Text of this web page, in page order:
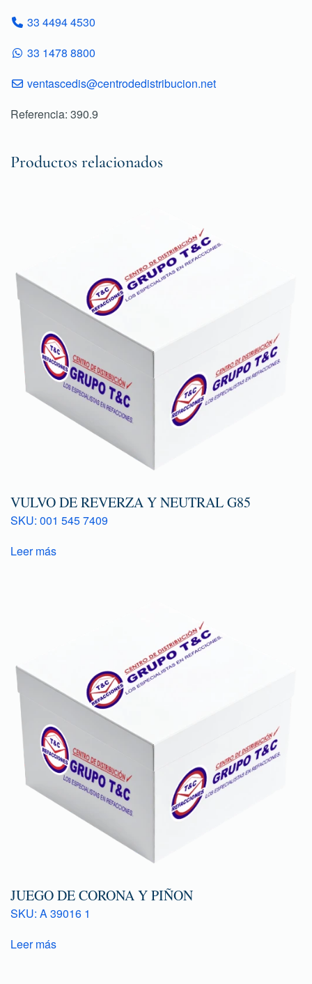
33 4494 4530
33 1478 8800
ventascedis@centrodedistribucion.net
Referencia: 390.9
Productos relacionados
VULVO DE REVERZA Y NEUTRAL G85
SKU: 001 545 7409
Leer más
JUEGO DE CORONA Y PIÑON
SKU: A 39016 1
Leer más